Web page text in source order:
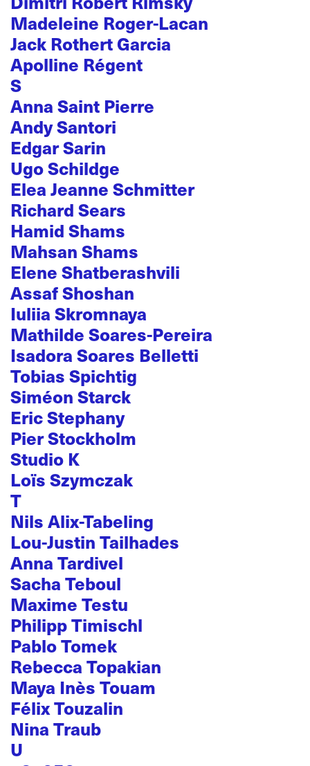
Madeleine Roger-Lacan
Jack Rothert Garcia
Apolline Régent
S
Anna Saint Pierre
Andy Santori
Edgar Sarin
Ugo Schildge
Elea Jeanne Schmitter
Richard Sears
Hamid Shams
Mahsan Shams
Elene Shatberashvili
Assaf Shoshan
Iuliia Skromnaya
Mathilde Soares-Pereira
Isadora Soares Belletti
Tobias Spichtig
Siméon Starck
Eric Stephany
Pier Stockholm
Studio K
Loïs Szymczak
T
Nils Alix-Tabeling
Lou-Justin Tailhades
Anna Tardivel
Sacha Teboul
Maxime Testu
Philipp Timischl
Pablo Tomek
Rebecca Topakian
Maya Inès Touam
Félix Touzalin
Nina Traub
U